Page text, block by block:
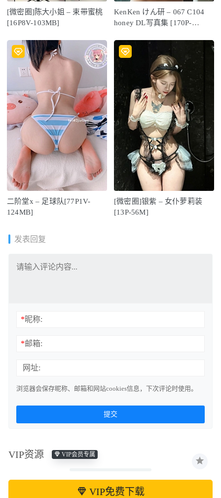
[微密圈]陈大小姐 – 束带蜜桃
[16P8V-103MB]
KenKen けん研 – 067 C104
honey DL写真集 [170P-
二阶堂x – 足球队[77P1V-
124MB]
[微密圈]银紫 – 女仆萝莉装
[13P-56M]
发表回复
*昵称:
*邮箱:
网址:
浏览器会保存昵称、邮箱和网站cookies信息，下次评论时使用。
VIP资源 VIP会员专属
VIP免费下载